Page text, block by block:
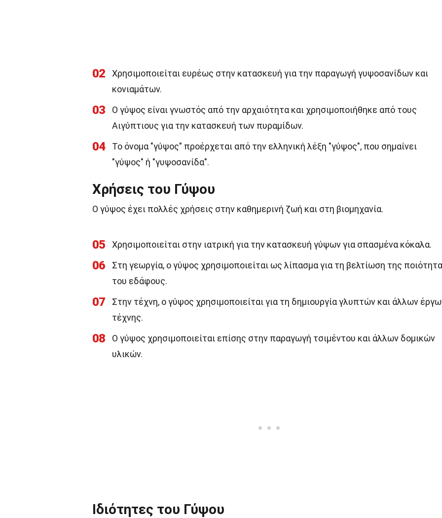
02
Χρησιμοποιείται ευρέως στην κατασκευή για την παραγωγή γυψοσανίδων και
κονιαμάτων.
03
Ο γύψος είναι γνωστός από την αρχαιότητα και χρησιμοποιήθηκε από τους
Αιγύπτιους για την κατασκευή των πυραμίδων.
04
Το όνομα "γύψος" προέρχεται από την ελληνική λέξη "γύψος", που σημαίνει
"γύψος" ή "γυψοσανίδα".
Χρήσεις του Γύψου
Ο γύψος έχει πολλές χρήσεις στην καθημερινή ζωή και στη βιομηχανία.
05 Χρησιμοποιείται στην ιατρική για την κατασκευή γύψων για σπασμένα κόκαλα.
06
Στη γεωργία, ο γύψος χρησιμοποιείται ως λίπασμα για τη βελτίωση της
του εδάφους.
07
Στην τέχνη, ο γύψος χρησιμοποιείται για τη δημιουργία γλυπτών και άλλων
τέχνης.
08
Ο γύψος χρησιμοποιείται επίσης στην παραγωγή τσιμέντου και άλλων δομικών
υλικών.
Ιδιότητες του Γύψου